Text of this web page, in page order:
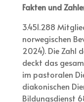
Fakten und
3.451.288
norwegischen
2024). Die Zahl
deckt das
im pastoralen
diakonischen
Bildungsdienst